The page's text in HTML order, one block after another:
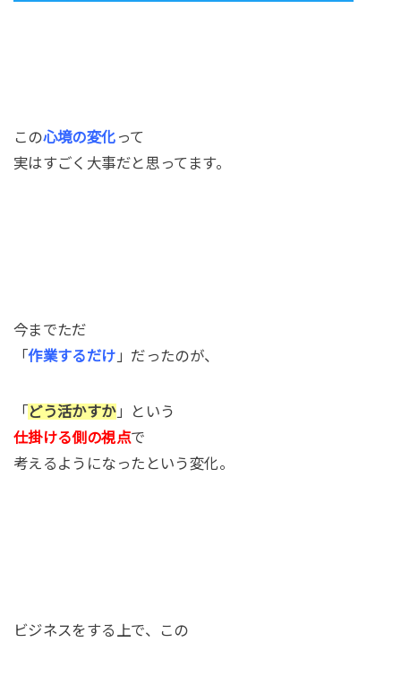
この心境の変化 って
実はすごく大事だと思ってます。
今までただ
「作業するだけ 」だったのが、
「どう活かすか」という
仕掛ける側の視点で
考えるようになったという変化。
ビジネスをする上で、この